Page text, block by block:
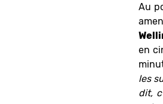
Au
en
les
dit,